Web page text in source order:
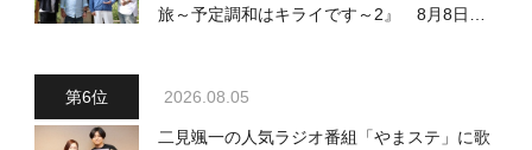
旅～予定調和はキライです～2』 8月8日
2026.08.05
二見颯一の人気ラジオ番組「やまステ」に歌